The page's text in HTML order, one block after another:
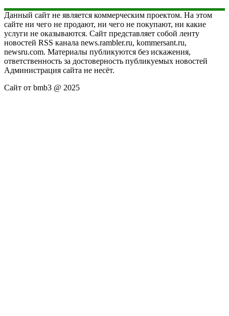
Данный сайт не является коммерческим проектом. На этом
сайте ни чего не продают, ни чего не покупают, ни какие
услуги не оказываются. Сайт представляет собой ленту
новостей RSS канала news.rambler.ru, kommersant.ru,
newsru.com. Материалы публикуются без искажения,
ответственность за достоверность публикуемых новостей
Администрация сайта не несёт.
Сайт от bmb3 @ 2025